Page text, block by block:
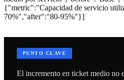
{"metric":"Capacidad de servicio
70%","after":"80-95%"}]
PUNTO CLAVE
El incremento en ticket medio no